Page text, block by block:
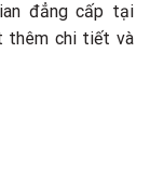
đẳng cấp tại
thêm chi tiết và